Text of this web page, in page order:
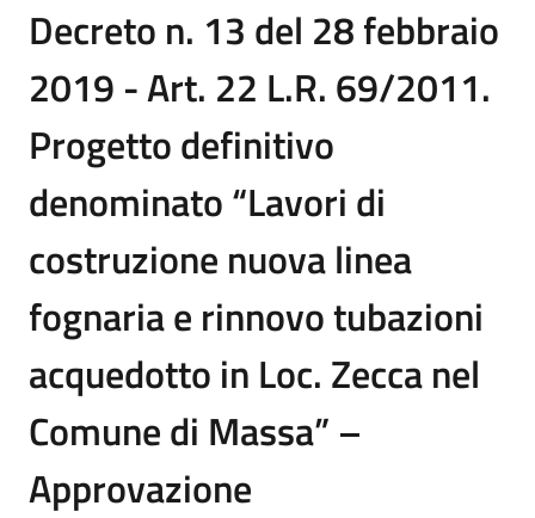
Decreto n. 13 del 28 febbraio
2019 - Art. 22 L.R. 69/2011.
Progetto definitivo
denominato “Lavori di
costruzione nuova linea
fognaria e rinnovo tubazioni
acquedotto in Loc. Zecca nel
Comune di Massa” –
Approvazione